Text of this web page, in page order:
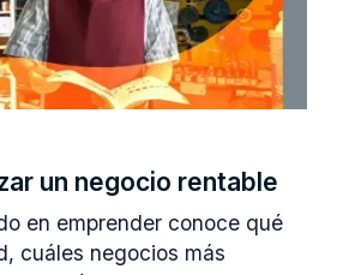
un negocio rentable
en emprender conoce qué
cuáles negocios más